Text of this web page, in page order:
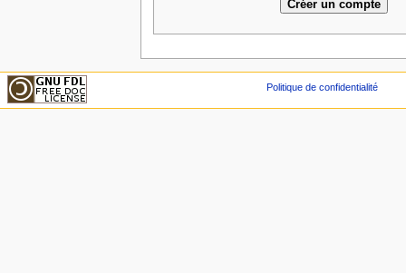
Politique de confidentialité